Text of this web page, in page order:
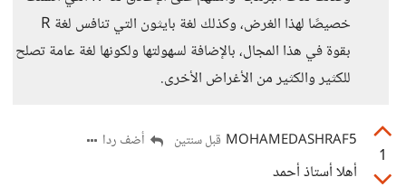
خصيصًا لهذا الغرض، وكذلك لغة بايثون التي تنافس لغة R
بقوة في هذا المجال، بالإضافة لسهولتها ولكونها لغة عامة تصلح
للكثير والكثير من الأغراض الأخرى.
1
MOHAMEDASHRAF5 قبل سنتين أضف ردا
أهلا أستاذ أحمد